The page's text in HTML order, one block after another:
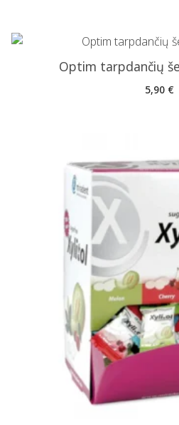
Optim tarpdančių
5,90 €